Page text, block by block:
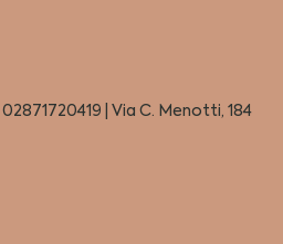
| Via C. Menotti, 184